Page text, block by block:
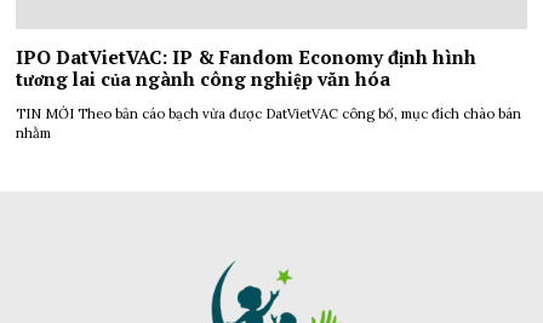
IPO DatVietVAC: IP & Fandom Economy định hình
tương lai của ngành công nghiệp văn hóa
TIN MỚI Theo bản cáo bạch vừa được DatVietVAC công bố, mục đích chào bán
nhằm